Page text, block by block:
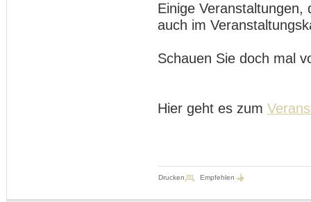
Einige Veranstaltungen,
auch im
Schauen Sie doch mal
Hier geht es zum
Drucken Empfehlen